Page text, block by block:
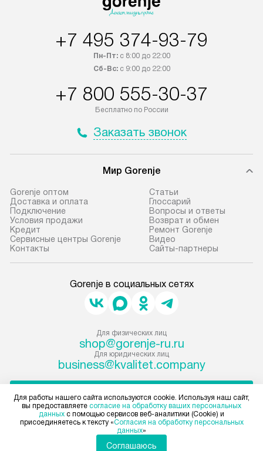
Возможна доставка товаров по
+7 495 374-93-79
Пн-Пт:с 8:00 до 22:00
Сб-Вс:с 9:00 до 22:00
+7 800 555-30-37
Бесплатно по России
Заказать звонок
Мир Gorenje
Gorenje оптом
Доставка и оплата
Подключение
Условия продажи
Кредит
Сервисные центры Gorenje
Контакты
Cтатьи
Глоссарий
Вопросы и ответы
Возврат и обмен
Ремонт Gorenje
Видео
Сайты-партнеры
Gorenje в социальных сетях
Для физических лиц
shop@gorenje-ru.ru
Для юридических лиц
business@kvalitet.company
Политика конфиденциальности
Условия продажи
Карта сайта
Для работы нашего сайта используются cookie. Используя наш сайт,
вы предоставляете согласие на обработку ваших персональных
данных с помощью сервисов веб-аналитики (Cookie) и
присоединяетесь к тексту «Согласия на обработку персональных
данных»
Соглашаюсь